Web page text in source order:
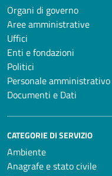
Organi di governo
Aree amministrative
Uffici
Enti e fondazioni
Politici
Personale amministrativo
Documenti e Dati
CATEGORIE DI SERVIZIO
Ambiente
Anagrafe e stato civile